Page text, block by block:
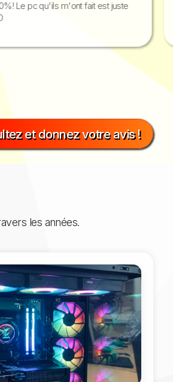
Le pc qu'ils m'ont fait est juste
et donnez votre avis !
les années.